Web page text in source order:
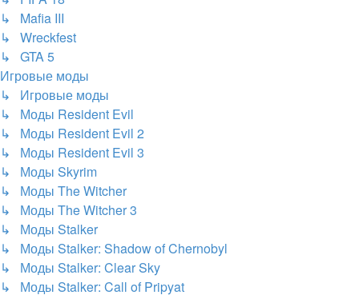
↳ Mafia III
↳ Wreckfest
↳ GTA 5
Игровые моды
↳ Игровые моды
↳ Моды Resident Evil
↳ Моды Resident Evil 2
↳ Моды Resident Evil 3
↳ Моды Skyrim
↳ Моды The Witcher
↳ Моды The Witcher 3
↳ Моды Stalker
↳ Моды Stalker: Shadow of Chernobyl
↳ Моды Stalker: Clear Sky
↳ Моды Stalker: Call of Pripyat